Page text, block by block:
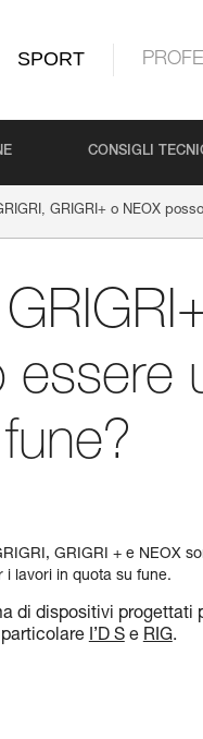
SPORT
CONSIGLI
GRIGRI+ o NEOX
GRIGRI + e NEOX
i lavori in quota su fune.
di dispositivi
I’D Se RIG.